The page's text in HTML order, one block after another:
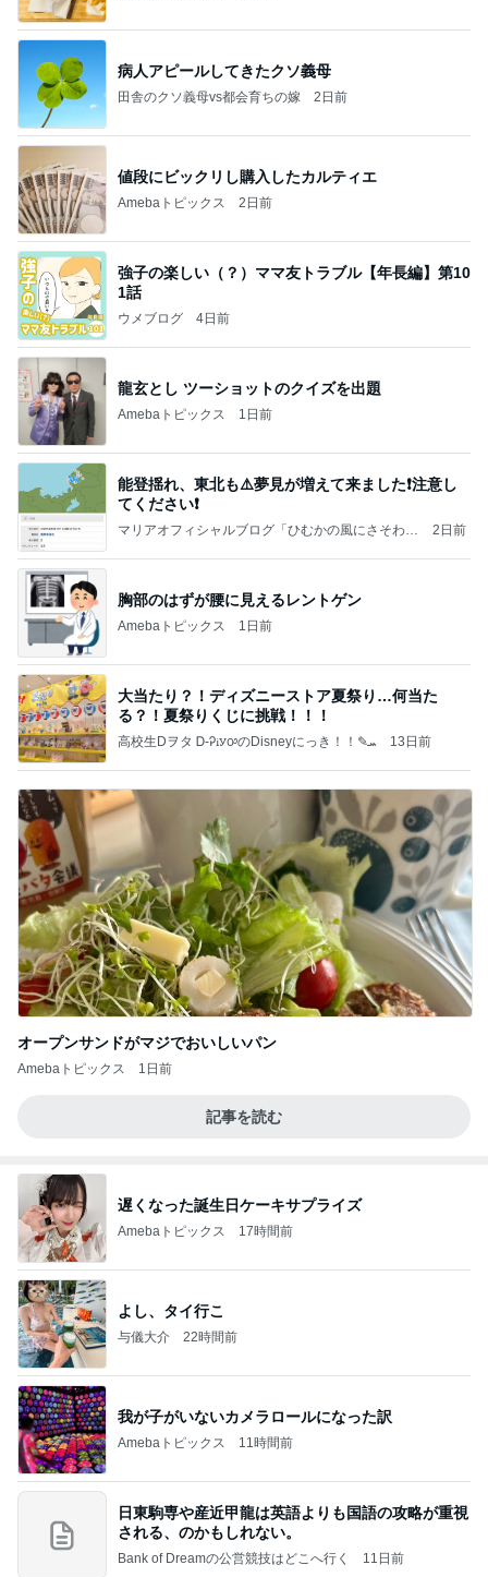
病人アピールしてきたクソ義母
田舎のクソ義母vs都会育ちの嫁 2日前
値段にビックリし購入したカルティエ
Amebaトピックス 2日前
強子の楽しい（？）ママ友トラブル【年長編】第10
1話
ウメブログ 4日前
龍玄とし ツーショットのクイズを出題
Amebaトピックス 1日前
能登揺れ、東北も⚠️夢見が増えて来ました❗️注意し
てください❗️
マリアオフィシャルブログ「ひむかの風にさそわれ
2日前
胸部のはずが腰に見えるレントゲン
Amebaトピックス 1日前
大当たり？！ディズニーストア夏祭り…何当た
る？！夏祭りくじに挑戦！！！
高校生Dヲタ Ꭰ-ᎮꭵꭹꭴのDisneyにっき！！✎ܚ 13日前
オープンサンドがマジでおいしいパン
Amebaトピックス 1日前
記事を読む
遅くなった誕生日ケーキサプライズ
Amebaトピックス 17時間前
よし、タイ行こ
与儀大介 22時間前
我が子がいないカメラロールになった訳
Amebaトピックス 11時間前
日東駒専や産近甲龍は英語よりも国語の攻略が重視
される、のかもしれない。
Bank of Dreamの公営競技はどこへ行く 11日前